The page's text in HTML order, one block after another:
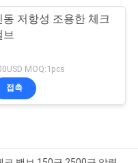
동 저항성 조용한 체크
브
MOQ:1pcs
접촉